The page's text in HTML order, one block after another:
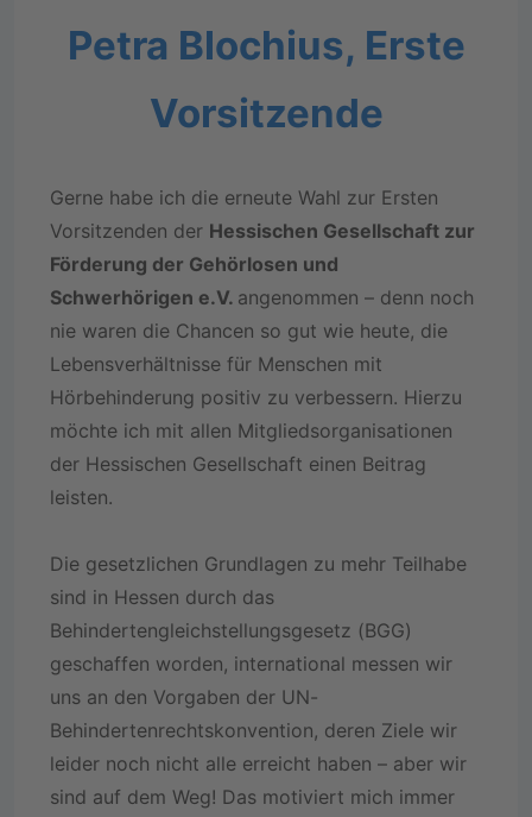
Petra Blochius, Erste
Vorsitzende
Gerne habe ich die erneute Wahl zur Ersten
Vorsitzenden der Hessischen Gesellschaft zur
Förderung der Gehörlosen und
Schwerhörigen e.V. angenommen – denn noch
nie waren die Chancen so gut wie heute, die
Lebensverhältnisse für Menschen mit
Hörbehinderung positiv zu verbessern. Hierzu
möchte ich mit allen Mitgliedsorganisationen
der Hessischen Gesellschaft einen Beitrag
leisten.
Die gesetzlichen Grundlagen zu mehr Teilhabe
sind in Hessen durch das
Behindertengleichstellungsgesetz (BGG)
geschaffen worden, international messen wir
uns an den Vorgaben der UN-
Behindertenrechtskonvention, deren Ziele wir
leider noch nicht alle erreicht haben – aber wir
sind auf dem Weg! Das motiviert mich immer